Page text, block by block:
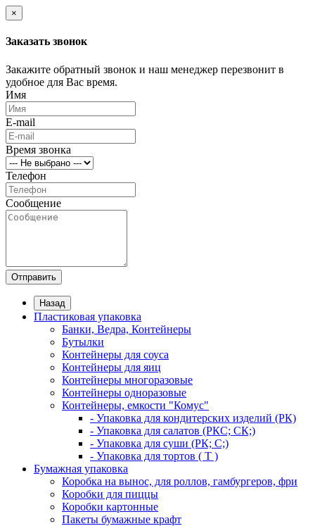
×
Заказать звонок
Закажите обратный звонок и наш менеджер перезвонит в
удобное для Вас время.
Имя
E-mail
Время звонка
Телефон
Сообщение
Отправить
Назад
Пластиковая упаковка
Банки, Ведра, Контейнеры
Бутылки
Контейнеры для соуса
Контейнеры для яиц
Контейнеры многоразовые
Контейнеры одноразовые
Контейнеры, емкости "Комус"
- Упаковка для кондитерских изделий (РК)
- Упаковка для салатов (РКС; СК;)
- Упаковка для суши (РК; С;)
- Упаковка для тортов ( Т )
Бумажная упаковка
Коробка на вынос, для роллов, гамбургеров, фри
Коробки для пиццы
Коробки картонные
Пакеты бумажные крафт